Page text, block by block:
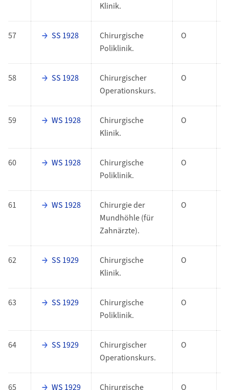
Klinik.
57 SS 1928
Chirurgische
Poliklinik.
O
58 SS 1928
Chirurgischer
Operationskurs.
O
59 WS 1928
Chirurgische
Klinik.
O
60 WS 1928
Chirurgische
Poliklinik.
O
61 WS 1928
Chirurgie der
Mundhöhle (für
Zahnärzte).
O
62 SS 1929
Chirurgische
Klinik.
O
63 SS 1929
Chirurgische
Poliklinik.
O
64 SS 1929
Chirurgischer
Operationskurs.
O
65 WS 1929 Chirurgische O